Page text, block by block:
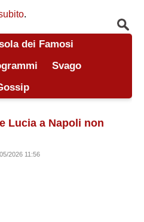
.
dei Famosi
Svago
Lucia a Napoli non
2026 11:56